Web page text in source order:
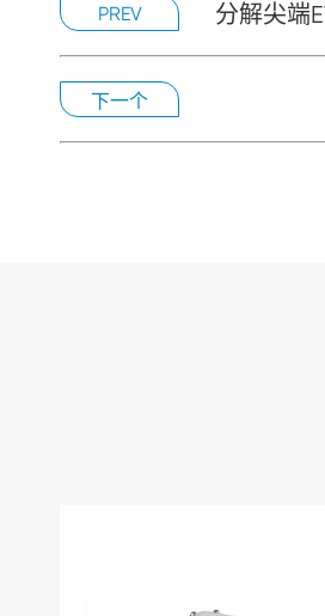
PREV 分解尖端
下一个